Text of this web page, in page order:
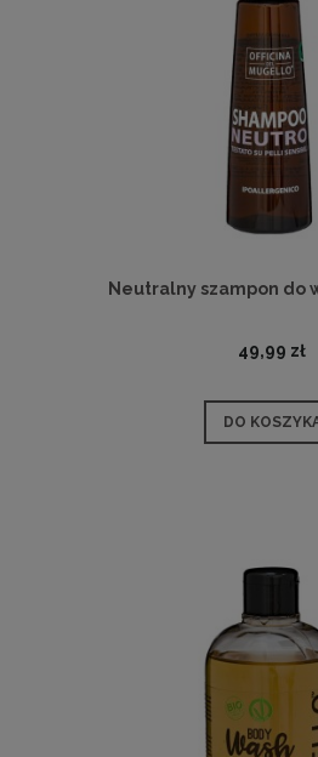
Neutralny szampon do
49,99 zł
DO